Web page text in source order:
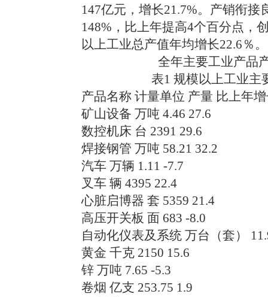
147亿元，增长21.7%。产销衔
148%，比上年提高4个百分点，
以上工业总产值年均增长22.6％。
全年主要工业产品
表1 规模以上工业主
产品名称 计量单位 产量 比上年
矿山设备 万吨 4.46 27.6
数控机床 台 2391 29.6
焊接钢管 万吨 58.21 32.2
汽车 万辆 1.11 -7.7
叉车 辆 4395 22.4
心脏启博器 套 5359 21.4
高压开关板 面 683 -8.0
自动化仪表及系统 万台（套）
黄金 千克 2150 15.6
锌 万吨 7.65 -5.3
卷烟 亿支 253.75 1.9